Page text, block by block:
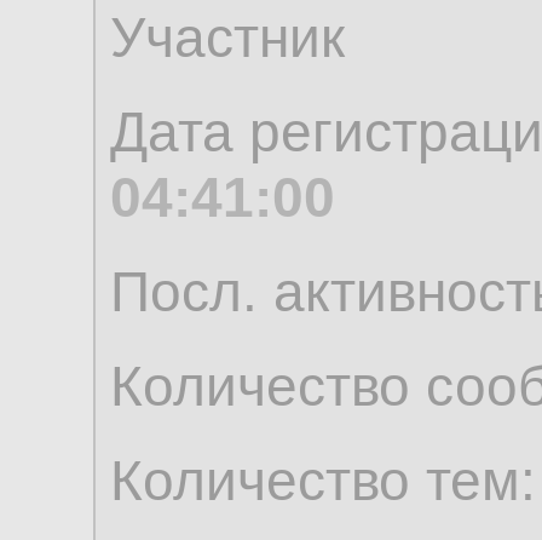
Участник
Дата
04:41:00
Посл.
Количество
Количество